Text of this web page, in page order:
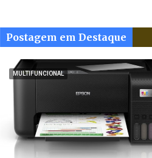
Postagem em Destaque
MULTIFUNCIONAL